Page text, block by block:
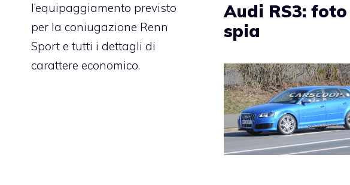
l’equipaggiamento previsto
per la coniugazione Renn
Sport e tutti i dettagli di
carattere economico.
Audi RS3: foto
spia